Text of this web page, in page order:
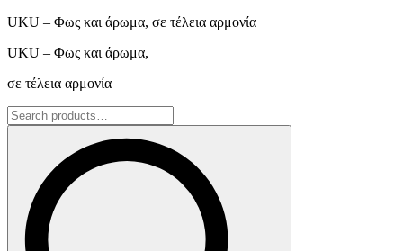
UKU – Φως και άρωμα, σε τέλεια αρμονία
UKU – Φως και άρωμα,
σε τέλεια αρμονία